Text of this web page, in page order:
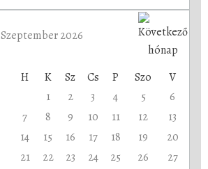
Szeptember 2026
H K Sz Cs P Szo
V
1
2 3 4 5
6
7
8 9 10 11 12
13
14
15 16 17 18 19
20
21
22 23 24 25 26
27